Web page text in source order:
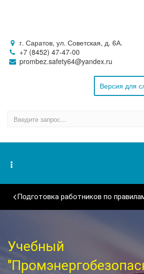
г. Саратов, ул. Советская, д. 6А.
+7 (8452) 47-47-00
prombez.safety64@yandex.ru
Учебный
Учебный
Учебный